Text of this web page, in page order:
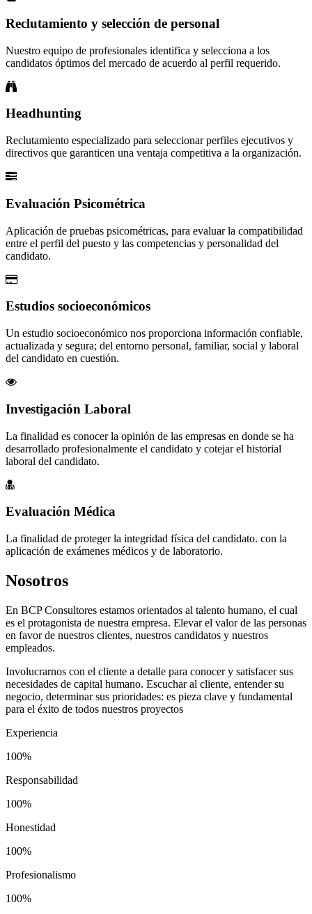
Reclutamiento y selección de personal
Nuestro equipo de profesionales identifica y selecciona a los
candidatos óptimos del mercado de acuerdo al perfil requerido.
Headhunting
Reclutamiento especializado para seleccionar perfiles ejecutivos y
directivos que garanticen una ventaja competitiva a la organización.
Evaluación Psicométrica
Aplicación de pruebas psicométricas, para evaluar la compatibilidad
entre el perfil del puesto y las competencias y personalidad del
candidato.
Estudios socioeconómicos
Un estudio socioeconómico nos proporciona información confiable,
actualizada y segura; del entorno personal, familiar, social y laboral
del candidato en cuestión.
Investigación Laboral
La finalidad es conocer la opinión de las empresas en donde se ha
desarrollado profesionalmente el candidato y cotejar el historial
laboral del candidato.
Evaluación Médica
La finalidad de proteger la integridad física del candidato. con la
aplicación de exámenes médicos y de laboratorio.
Nosotros
En BCP Consultores estamos orientados al talento humano, el cual
es el protagonista de nuestra empresa. Elevar el valor de las personas
en favor de nuestros clientes, nuestros candidatos y nuestros
empleados.
Involucrarnos con el cliente a detalle para conocer y satisfacer sus
necesidades de capital humano. Escuchar al cliente, entender su
negocio, determinar sus prioridades: es pieza clave y fundamental
para el éxito de todos nuestros proyectos
Experiencia
100%
Responsabilidad
100%
Honestidad
100%
Profesionalismo
100%